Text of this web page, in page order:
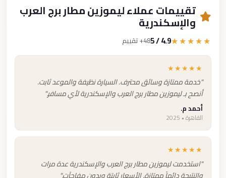
تقييمات عملاء ليموزين مطار برج العرب
والإسكندرية
★★★★★
4.9 / 5 48+ تقييم
★★★★★
"خدمة ممتازة وسائق محترف. السيارة نظيفة والموعد ثابت.
أنصح بـ ليموزين مطار برج العرب والإسكندرية لأي مسافر."
أحمد م.
القاهرة • 2025
★★★★★
"استخدمت ليموزين مطار برج العرب والإسكندرية عدة مرات
والنتيجة دائماً ممتازة. الأسعار ثابتة وبدون مفاجآت."